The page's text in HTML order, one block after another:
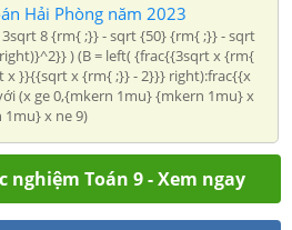
Hải Phòng năm 2023
3sqrt 8 {rm{ ;}} - sqrt {50} {rm{ ;}} - sqrt
) (B = left( {frac{{3sqrt x {rm{
x }}{{sqrt x {rm{ ;}} - 2}}} right):frac{{x
(x ge 0,{mkern 1mu} {mkern 1mu} x
x ne 9)
nghiệm Toán 9 - Xem ngay